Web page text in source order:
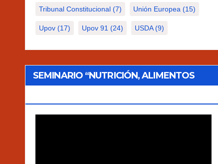
Tribunal Constitucional (7) Unión Europea (15)
Upov (17) Upov 91 (24) USDA(9)
SEMINARIO “NUTRICIÓN, ALIMENTOS